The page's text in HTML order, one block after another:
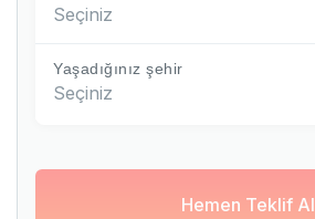
Seçiniz
Yaşadığınız şehir
Seçiniz
Hemen Teklif Al